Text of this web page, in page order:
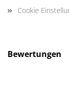
Cookie
Bewertungen